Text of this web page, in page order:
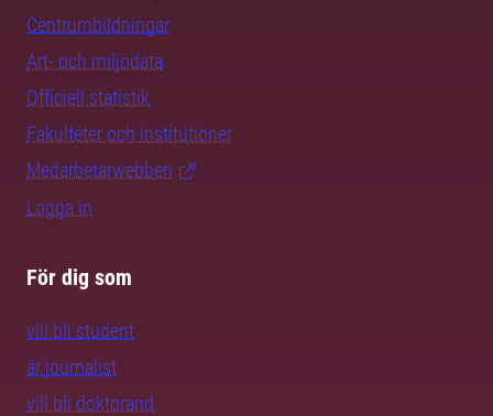
Centrumbildningar
Art- och miljödata
Officiell statistik
Fakulteter och institutioner
Medarbetarwebben
Logga in
För dig som
vill bli student
är journalist
vill bli doktorand